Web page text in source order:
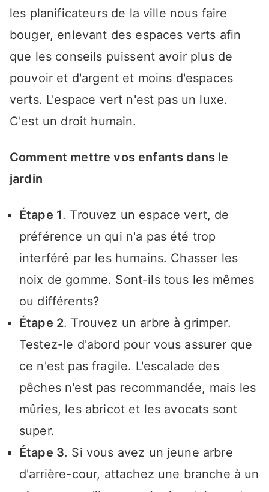
les planificateurs de la ville nous faire
bouger, enlevant des espaces verts afin
que les conseils puissent avoir plus de
pouvoir et d'argent et moins d'espaces
verts. L'espace vert n'est pas un luxe.
C'est un droit humain.
Comment mettre vos enfants dans le
jardin
Étape 1. Trouvez un espace vert, de
préférence un qui n'a pas été trop
interféré par les humains. Chasser les
noix de gomme. Sont-ils tous les mêmes
ou différents?
Étape 2. Trouvez un arbre à grimper.
Testez-le d'abord pour vous assurer que
ce n'est pas fragile. L'escalade des
pêches n'est pas recommandée, mais les
mûries, les abricot et les avocats sont
super.
Étape 3. Si vous avez un jeune arbre
d'arrière-cour, attachez une branche à un